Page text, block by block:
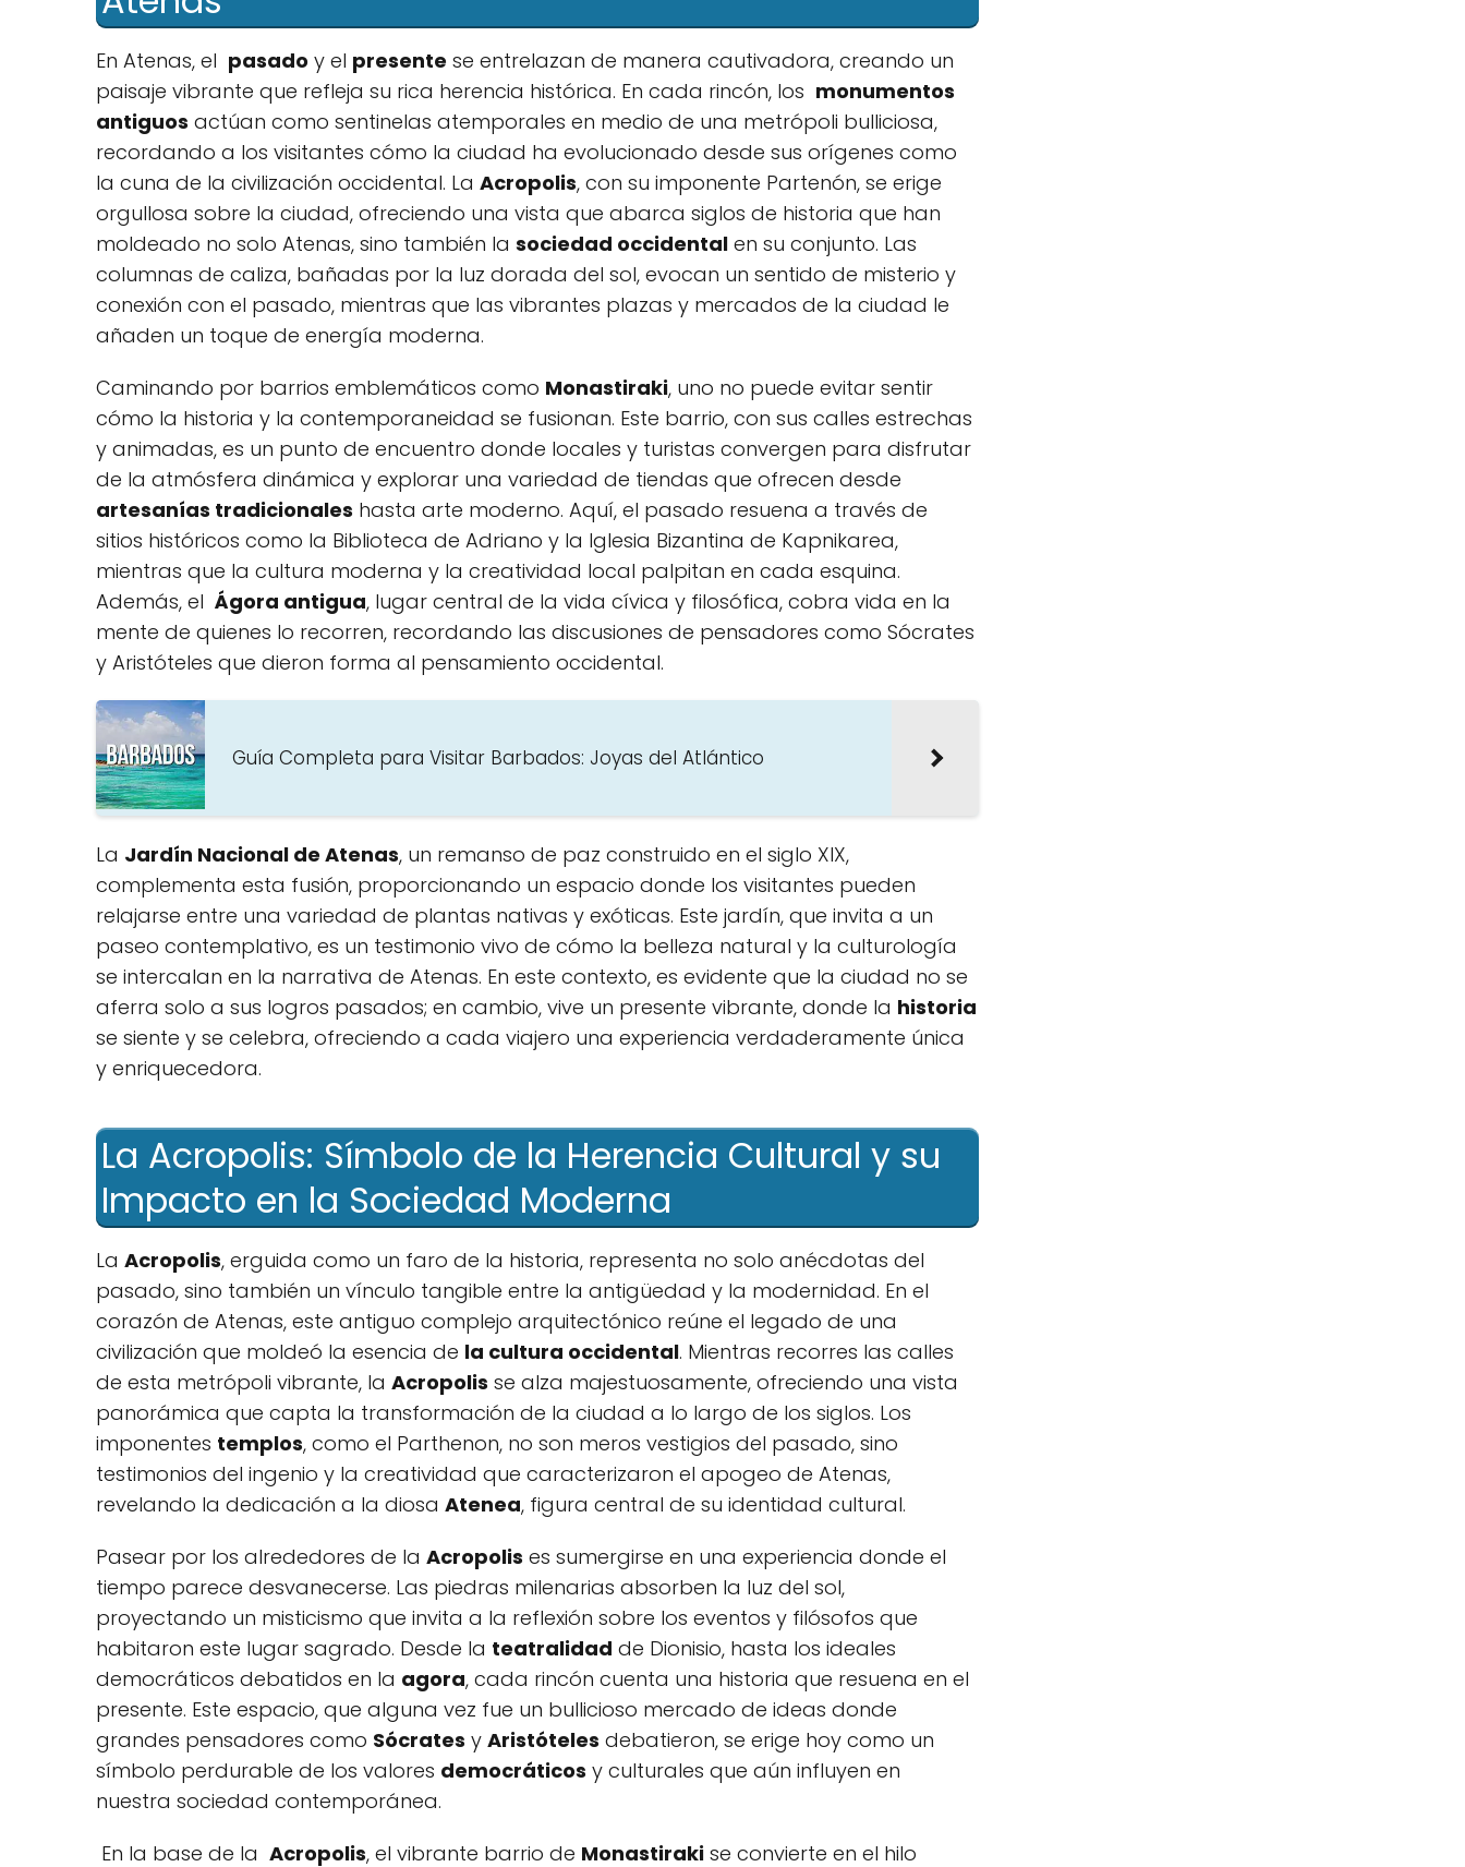
En Atenas, el ⁣ pasado y el presente se entrelazan de ‌manera cautivadora, creando​ un
⁢paisaje vibrante que refleja‌ su rica herencia histórica. En cada rincón, los ‍ monumentos
antiguos actúan ⁤como sentinelas atemporales en medio ‍de ‍una metrópoli bulliciosa,
recordando ‌a los visitantes cómo ​la ciudad ha evolucionado desde sus‌ orígenes como
la cuna de la civilización occidental. La Acropolis, con su imponente Partenón, ⁣se erige
orgullosa sobre la ciudad, ofreciendo una vista que abarca siglos de historia‍ que han
moldeado ‌no solo Atenas,⁣ sino también la sociedad occidental en su conjunto.⁢ Las
columnas de caliza,​ bañadas ⁤por la luz dorada del sol, evocan un sentido de misterio y
conexión con el pasado, mientras ​que ‍las vibrantes plazas y mercados de la ciudad‌ le
añaden un⁣ toque de energía moderna.
Caminando por barrios⁣ emblemáticos ​como Monastiraki, uno no puede evitar sentir
cómo⁤ la⁣ historia y la​ contemporaneidad se fusionan. Este barrio, con sus calles ⁣estrechas
y animadas, es un punto de encuentro⁣ donde⁤ locales y turistas convergen para disfrutar⁤
de la atmósfera dinámica y explorar una variedad de tiendas que ofrecen desde
artesanías tradicionales ⁢hasta arte moderno. ‌Aquí, el pasado resuena a través de
sitios históricos como la Biblioteca de⁢ Adriano y la Iglesia ⁤Bizantina de Kapnikarea,
mientras que ⁤la cultura moderna y la creatividad local palpitan en cada esquina.
Además, el ​ Ágora antigua, lugar central de la vida cívica y filosófica, cobra ​vida⁢ en⁢ la
mente de⁤ quienes lo recorren, recordando las discusiones de pensadores como Sócrates
y Aristóteles que dieron‌ forma al pensamiento ⁢occidental.
Guía Completa para Visitar Barbados: Joyas del Atlántico
La‍ Jardín Nacional de Atenas, un remanso de paz construido en el siglo XIX,
complementa esta fusión, proporcionando un espacio donde los visitantes pueden
relajarse entre una ⁣variedad de plantas nativas y exóticas. Este jardín, que invita​ a un
⁣paseo contemplativo, es un testimonio vivo⁢ de ‌cómo⁤ la belleza natural y la‌ culturología
se intercalan en la narrativa de Atenas. En ‍este contexto, es evidente ⁢que la ciudad⁢ no ​se
aferra solo ‍a sus logros pasados; en cambio, vive un ⁤presente vibrante, donde la historia
​se siente y se celebra, ofreciendo a cada viajero una experiencia⁣ verdaderamente única
y enriquecedora.
La Acropolis: Símbolo de ‍la Herencia Cultural y su
Impacto en la Sociedad Moderna
La Acropolis, erguida como un faro de ⁤la historia, representa‌ no ‌solo anécdotas del
pasado, sino‍ también un vínculo tangible entre la⁢ antigüedad y la modernidad. En el
corazón de Atenas, este antiguo complejo arquitectónico ⁢reúne el legado de una
civilización que moldeó la esencia de la cultura occidental. Mientras⁣ recorres las calles
de esta metrópoli vibrante, la Acropolis se alza majestuosamente, ofreciendo una vista
panorámica que capta la‌ transformación de la ciudad⁣ a lo largo de los siglos. Los
imponentes templos, como el Parthenon, no son ​meros vestigios del pasado, sino
testimonios del ingenio y la creatividad que caracterizaron el apogeo⁢ de ​Atenas,​
revelando ‌la dedicación a la diosa Atenea, figura‍ central de su identidad cultural.
Pasear por los ⁢alrededores ‍de⁤ la Acropolis es​ sumergirse en una experiencia ⁢donde⁢ el
tiempo parece desvanecerse. Las piedras milenarias absorben la luz del sol,
proyectando un misticismo que invita a la⁢ reflexión sobre los eventos y filósofos⁣ que
habitaron este lugar ⁤sagrado. Desde la teatralidad ⁢de Dionisio, hasta⁣ los ideales
‍democráticos debatidos‍ en la agora, cada⁤ rincón cuenta una‍ historia que resuena en el
presente. Este ‌espacio, que alguna vez fue un bullicioso mercado ‍de⁢ ideas donde
grandes pensadores ‍como Sócrates y Aristóteles debatieron, se erige hoy como un
símbolo perdurable de los ‌valores democráticos y culturales que⁤ aún influyen en
nuestra sociedad contemporánea.
‍ En la base ‍de la ‌ Acropolis, el vibrante ⁤barrio de Monastiraki ⁤se convierte⁢ en el hilo